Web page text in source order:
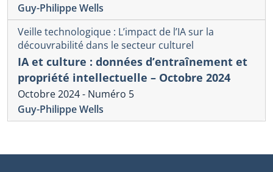
Guy-Philippe Wells
Veille technologique : L’impact de l’IA sur la
découvrabilité dans le secteur culturel
IA et culture : données d’entraînement et
propriété intellectuelle – Octobre 2024
Octobre 2024 - Numéro 5
Guy-Philippe Wells